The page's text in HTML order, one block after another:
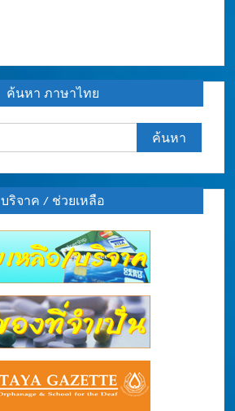
ค้นหา ภาษาไทย
ค้นหา
สำหรับ:
บริจาค / ช่วยเหลือ